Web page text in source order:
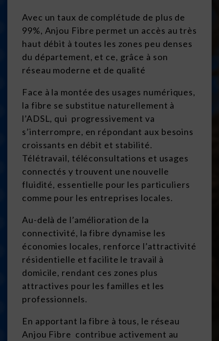
Avec un taux de complétude de plus de
99%, Anjou Fibre permet un accès au très
haut débit à toutes les zones peu denses
du département, et ce, grâce à son
réseau moderne et de qualité
Face à la montée des usages numériques,
la fibre se substitue naturellement à
l’ADSL, qui progressivement va
s’interrompre, en répondant aux besoins
croissants en débit et stabilité.
Télétravail, téléconsultations et usages
connectés y trouvent une nouvelle
fluidité, essentielle pour les particuliers
comme pour les entreprises locales.
Au-delà de l’amélioration de la
connectivité, la fibre dynamise les
économies locales, renforce l’attractivité
résidentielle et facilite le travail à
domicile, rendant ces zones plus
attractives pour les familles et les
professionnels.
En apportant la fibre à tous, le réseau
Anjou Fibre contribue activement au